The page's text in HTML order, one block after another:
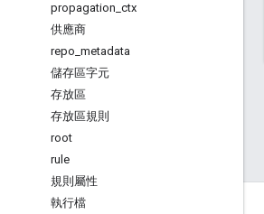
propagation ctx
供應商
repo metadata
儲存區字元
存放區
存放區規則
root
rule
規則屬性
執行檔